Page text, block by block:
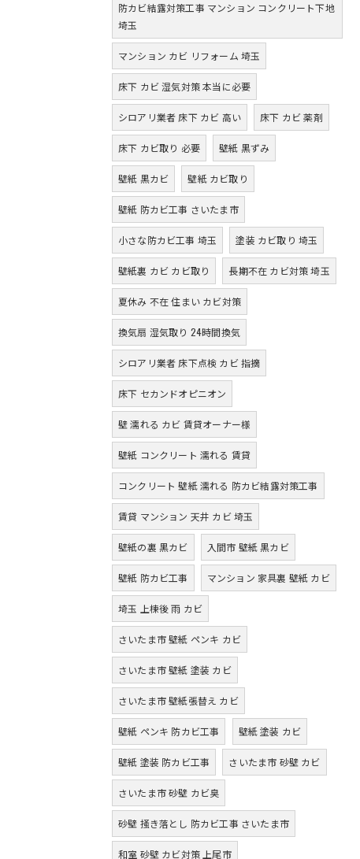
防カビ結露対策工事 マンション コンクリート下地
埼玉
マンション カビ リフォーム 埼玉
床下 カビ 湿気対策 本当に必要
シロアリ業者 床下 カビ 高い 床下 カビ 薬剤
床下 カビ取り 必要 壁紙 黒ずみ
壁紙 黒カビ 壁紙 カビ取り
壁紙 防カビ工事 さいたま市
小さな防カビ工事 埼玉 塗装 カビ取り 埼玉
壁紙裏 カビ カビ取り 長期不在 カビ対策 埼玉
夏休み 不在 住まい カビ対策
換気扇 湿気取り 24時間換気
シロアリ業者 床下点検 カビ 指摘
床下 セカンドオピニオン
壁 濡れる カビ 賃貸オーナー様
壁紙 コンクリート 濡れる 賃貸
コンクリート 壁紙 濡れる 防カビ結露対策工事
賃貸 マンション 天井 カビ 埼玉
壁紙の裏 黒カビ 入間市 壁紙 黒カビ
壁紙 防カビ工事 マンション 家具裏 壁紙 カビ
埼玉 上棟後 雨 カビ
さいたま市 壁紙 ペンキ カビ
さいたま市 壁紙 塗装 カビ
さいたま市 壁紙張替え カビ
壁紙 ペンキ 防カビ工事 壁紙 塗装 カビ
壁紙 塗装 防カビ工事 さいたま市 砂壁 カビ
さいたま市 砂壁 カビ臭
砂壁 掻き落とし 防カビ工事 さいたま市
和室 砂壁 カビ対策 上尾市